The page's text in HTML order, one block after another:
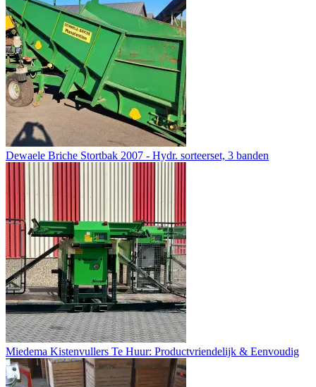
Dewaele Briche Stortbak 2007 - Hydr. sorteerset, 3 banden
Miedema Kistenvullers Te Huur: Productvriendelijk & Eenvoudig